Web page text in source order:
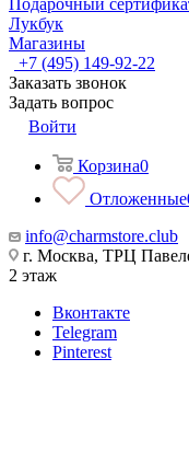
Подарочный
Лукбук
Магазины
+7 (495) 149-92-22
Заказать звонок
Задать вопрос
Войти
Корзина0
Отложенные
info@charmstore.club
г. Москва, ТРЦ
2 этаж
Вконтакте
Telegram
Pinterest